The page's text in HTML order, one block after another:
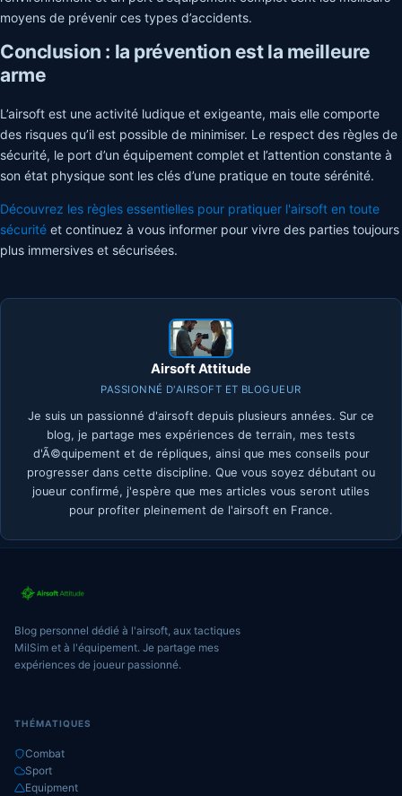
moyens de prévenir ces types d’accidents.
Conclusion : la prévention est la meilleure
arme
L’airsoft est une activité ludique et exigeante, mais elle comporte
des risques qu’il est possible de minimiser. Le respect des règles de
sécurité, le port d’un équipement complet et l’attention constante à
son état physique sont les clés d’une pratique en toute sérénité.
Découvrez les règles essentielles pour pratiquer l'airsoft en toute
sécurité et continuez à vous informer pour vivre des parties toujours
plus immersives et sécurisées.
Airsoft Attitude
PASSIONNÉ D'AIRSOFT ET BLOGUEUR
Je suis un passionné d'airsoft depuis plusieurs années. Sur ce
blog, je partage mes expériences de terrain, mes tests
d'Ã©quipement et de répliques, ainsi que mes conseils pour
progresser dans cette discipline. Que vous soyez débutant ou
joueur confirmé, j'espère que mes articles vous seront utiles
pour profiter pleinement de l'airsoft en France.
Blog personnel dédié à l'airsoft, aux tactiques
MilSim et à l'équipement. Je partage mes
expériences de joueur passionné.
THÉMATIQUES
Combat
Sport
Equipment